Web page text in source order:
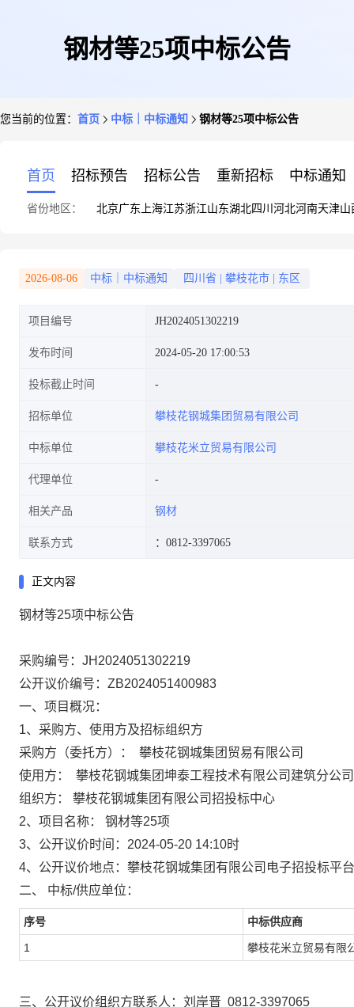
钢材等25项中标公告
您当前的位置： 首页 中标｜中标通知 钢材等25项中标公告
首页 招标预告 招标公告 重新招标 中标通知
省份地区： 北京广东 上海江苏浙江山东湖北四川 河北河南天津山
2026-08-06 中标｜中标通知 四川省 攀枝花市 东区
项目编号 JH2024051302219
发布时间 2024-05-20 17:00:53
投标截止时间
招标单位 攀枝花钢城集团贸易有限公司
中标单位 攀枝花米立贸易有限公司
代理单位
相关产品 钢材
联系方式 ：0812-3397065
正文内容
钢材等25项中标公告
采购编号： JH2024051302219
公开议价编号： ZB2024051400983
一、项目概况：
1、采购方、使用方及招标组织方
采购方（委托方）：
攀枝花钢城集团贸易有限公司
使用方：
攀枝花钢城集团坤泰工程技术有限公司建筑分公司
组织方：
攀枝花钢城集团有限公司招投标中心
2、项目名称：
钢材等25项
3、公开议价时间：2024-05-20 14:10时
4、公开议价地点： 攀枝花钢城集团有限公司电子招投标平台
二、 中标/供应单位：
序号 中标供应商
1 攀枝花米立贸易有限
三、 公开议价组织方联系人： 刘岸晋 0812-3397065